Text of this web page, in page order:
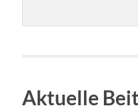
Aktuelle